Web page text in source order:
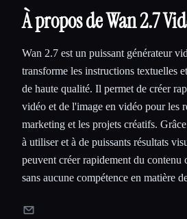
À propos de Wan 2.7
Wan 2.7 est un puissant générateur
transforme les instructions textuelles
de haute qualité. Il permet de créer
vidéo et de l'image en vidéo pour les
marketing et les projets créatifs.
à utiliser et à de puissants résultats
peuvent créer rapidement du contenu
sans aucune compétence en matière